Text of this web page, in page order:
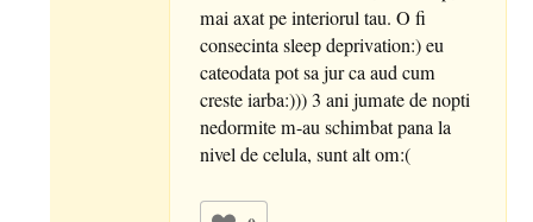
mai axat pe interiorul tau. O fi
consecinta sleep deprivation:) eu
cateodata pot sa jur ca aud cum
creste iarba:))) 3 ani jumate de nopti
nedormite m-au schimbat pana la
nivel de celula, sunt alt om:(